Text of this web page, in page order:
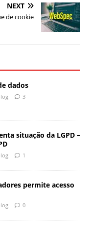
NEXT
de cookie
dados
3
situação da LGPD –
1
permite acesso
0